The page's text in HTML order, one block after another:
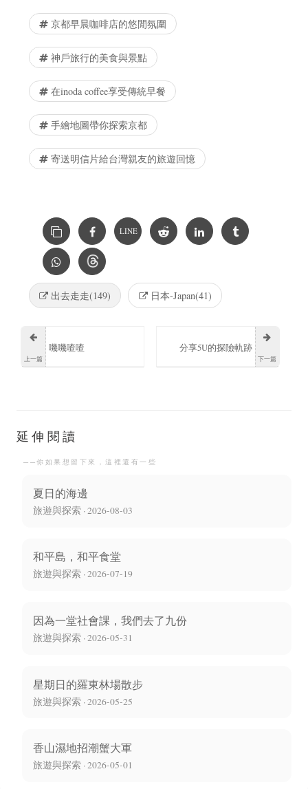
京都早晨咖啡店的悠閒氛圍
神戶旅行的美食與景點
在inoda coffee享受傳統早餐
手繪地圖帶你探索京都
寄送明信片給台灣親友的旅遊回憶
LINE
出去走走(149) 日本-Japan(41)
上一篇
嘰嘰喳喳
下一篇
分享5U的探險軌跡
延伸閱讀
──你如果想留下來，這裡還有一些
夏日的海邊
旅遊與探索 · 2026-08-03
和平島，和平食堂
旅遊與探索 · 2026-07-19
因為一堂社會課，我們去了九份
旅遊與探索 · 2026-05-31
星期日的羅東林場散步
旅遊與探索 · 2026-05-25
香山濕地招潮蟹大軍
旅遊與探索 · 2026-05-01